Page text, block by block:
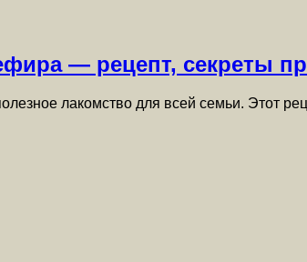
— рецепт, секреты
лакомство для всей семьи. Этот